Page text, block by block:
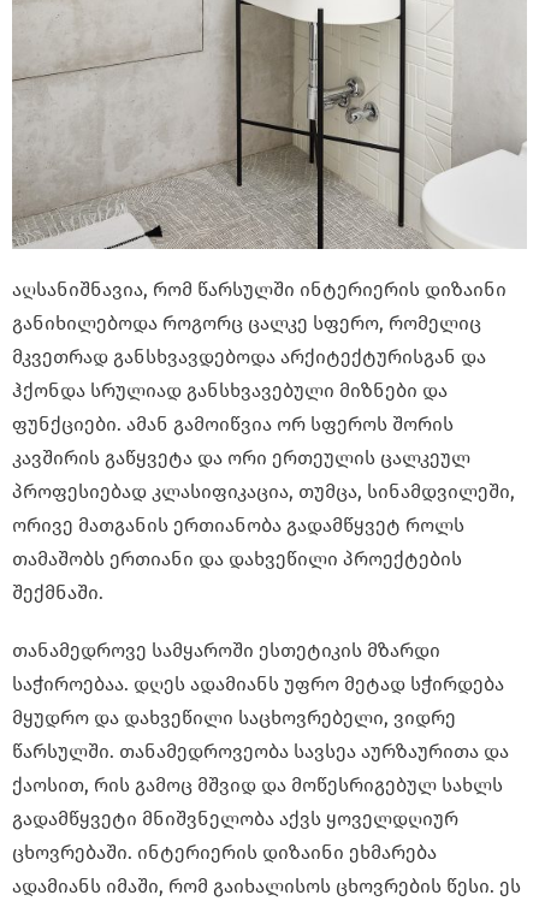
აღსანიშნავია, რომ წარსულში ინტერიერის დიზაინი
განიხილებოდა როგორც ცალკე სფერო, რომელიც
მკვეთრად განსხვავდებოდა არქიტექტურისგან და
ჰქონდა სრულიად განსხვავებული მიზნები და
ფუნქციები. ამან გამოიწვია ორ სფეროს შორის
კავშირის გაწყვეტა და ორი ერთეულის ცალკეულ
პროფესიებად კლასიფიკაცია, თუმცა, სინამდვილეში,
ორივე მათგანის ერთიანობა გადამწყვეტ როლს
თამაშობს ერთიანი და დახვეწილი პროექტების
შექმნაში.
თანამედროვე სამყაროში ესთეტიკის მზარდი
საჭიროებაა. დღეს ადამიანს უფრო მეტად სჭირდება
მყუდრო და დახვეწილი საცხოვრებელი, ვიდრე
წარსულში. თანამედროვეობა სავსეა აურზაურითა და
ქაოსით, რის გამოც მშვიდ და მოწესრიგებულ სახლს
გადამწყვეტი მნიშვნელობა აქვს ყოველდღიურ
ცხოვრებაში. ინტერიერის დიზაინი ეხმარება
ადამიანს იმაში, რომ გაიხალისოს ცხოვრების წესი. ეს